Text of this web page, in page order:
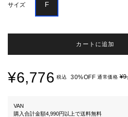
サイズ F
カートに追加
¥6,776 税込 30%OFF 通常価格
VAN
購入合計金額4,990円以上で送料無料